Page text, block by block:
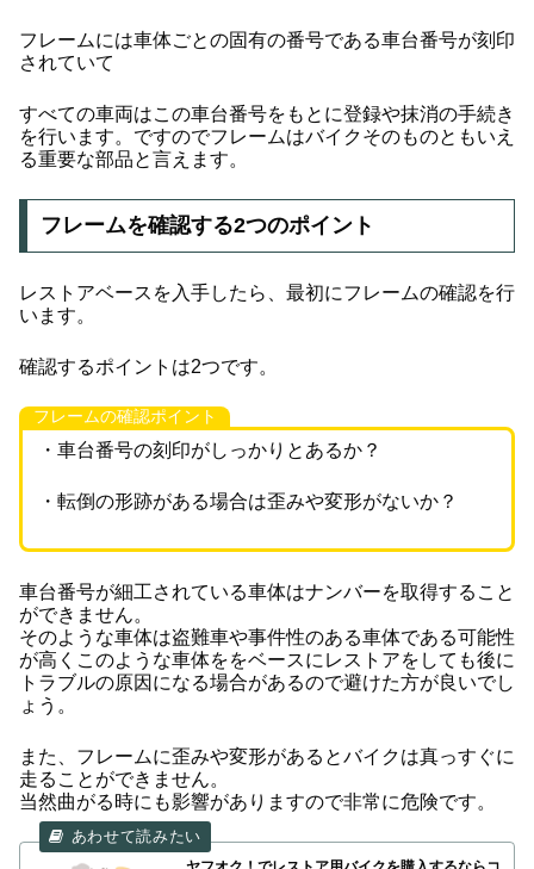
フレームには車体ごとの固有の番号である車台番号が刻印
されていて
すべての車両はこの車台番号をもとに登録や抹消の手続き
を行います。ですのでフレームはバイクそのものともいえ
る重要な部品と言えます。
フレームを確認する2つのポイント
レストアベースを入手したら、最初にフレームの確認を行
います。
確認するポイントは2つです。
フレームの確認ポイント
・車台番号の刻印がしっかりとあるか？
・転倒の形跡がある場合は歪みや変形がないか？
車台番号が細工されている車体はナンバーを取得すること
ができません。
そのような車体は盗難車や事件性のある車体である可能性
が高くこのような車体ををベースにレストアをしても後に
トラブルの原因になる場合があるので避けた方が良いでし
ょう。
また、フレームに歪みや変形があるとバイクは真っすぐに
走ることができません。
当然曲がる時にも影響がありますので非常に危険です。